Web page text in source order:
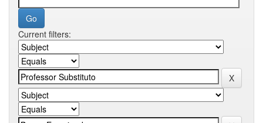
Current filters: